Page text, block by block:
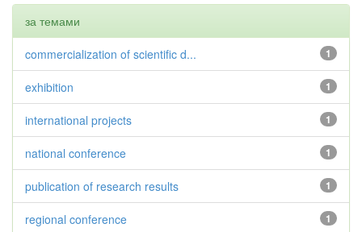
за темами
1
commercialization of scientific d...
1
exhibition
1
international projects
1
national conference
1
publication of research results
1
regional conference